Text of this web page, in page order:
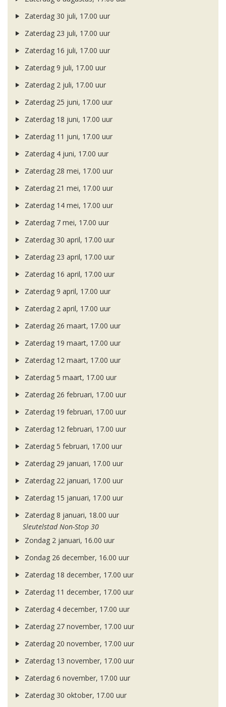
Zaterdag 30 juli, 17.00 uur
Zaterdag 23 juli, 17.00 uur
Zaterdag 16 juli, 17.00 uur
Zaterdag 9 juli, 17.00 uur
Zaterdag 2 juli, 17.00 uur
Zaterdag 25 juni, 17.00 uur
Zaterdag 18 juni, 17.00 uur
Zaterdag 11 juni, 17.00 uur
Zaterdag 4 juni, 17.00 uur
Zaterdag 28 mei, 17.00 uur
Zaterdag 21 mei, 17.00 uur
Zaterdag 14 mei, 17.00 uur
Zaterdag 7 mei, 17.00 uur
Zaterdag 30 april, 17.00 uur
Zaterdag 23 april, 17.00 uur
Zaterdag 16 april, 17.00 uur
Zaterdag 9 april, 17.00 uur
Zaterdag 2 april, 17.00 uur
Zaterdag 26 maart, 17.00 uur
Zaterdag 19 maart, 17.00 uur
Zaterdag 12 maart, 17.00 uur
Zaterdag 5 maart, 17.00 uur
Zaterdag 26 februari, 17.00 uur
Zaterdag 19 februari, 17.00 uur
Zaterdag 12 februari, 17.00 uur
Zaterdag 5 februari, 17.00 uur
Zaterdag 29 januari, 17.00 uur
Zaterdag 22 januari, 17.00 uur
Zaterdag 15 januari, 17.00 uur
Zaterdag 8 januari, 18.00 uur
Sleutelstad Non-Stop 30
Zondag 2 januari, 16.00 uur
Zondag 26 december, 16.00 uur
Zaterdag 18 december, 17.00 uur
Zaterdag 11 december, 17.00 uur
Zaterdag 4 december, 17.00 uur
Zaterdag 27 november, 17.00 uur
Zaterdag 20 november, 17.00 uur
Zaterdag 13 november, 17.00 uur
Zaterdag 6 november, 17.00 uur
Zaterdag 30 oktober, 17.00 uur